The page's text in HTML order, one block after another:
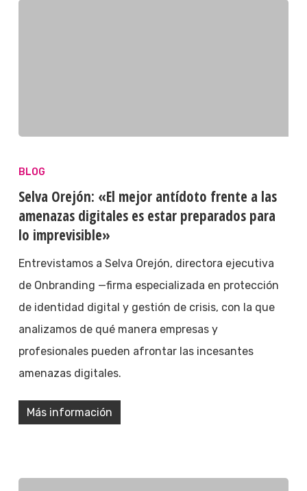
BLOG
Selva Orejón: «El mejor antídoto frente a las
amenazas digitales es estar preparados para
lo imprevisible»
Entrevistamos a Selva Orejón, directora ejecutiva
de Onbranding —firma especializada en protección
de identidad digital y gestión de crisis, con la que
analizamos de qué manera empresas y
profesionales pueden afrontar las incesantes
amenazas digitales.
Más información